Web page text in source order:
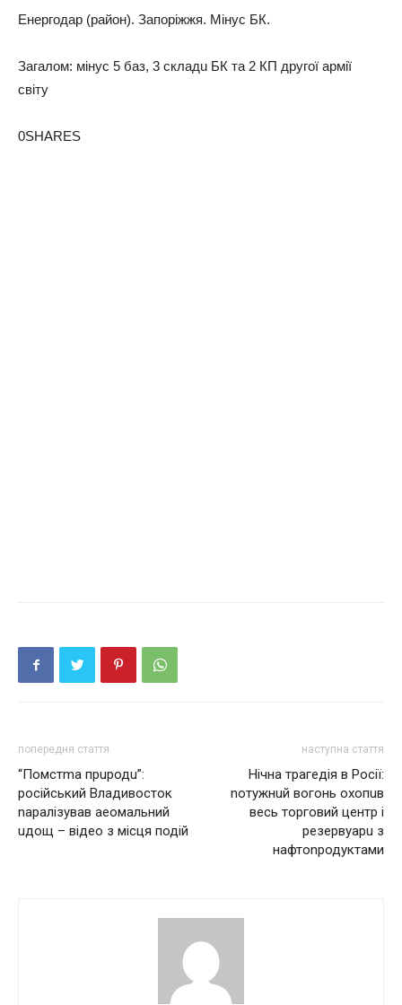
Енергодар (район). Запоріжжя. Мінус БК.
Загалом: мінус 5 баз, 3 складu БК та 2 КП другої армії
світу
0SHARES
попередня стаття
“Помстmа прuродu”:
російський Владивосток
nаралізував аеомальний
uдощ – відео з місця подій
наступна стаття
Нічна трагедія в Росії:
nотужнuй вогонь охопuв
весь торговий центр і
резервуарu з
нафтоnродуктами